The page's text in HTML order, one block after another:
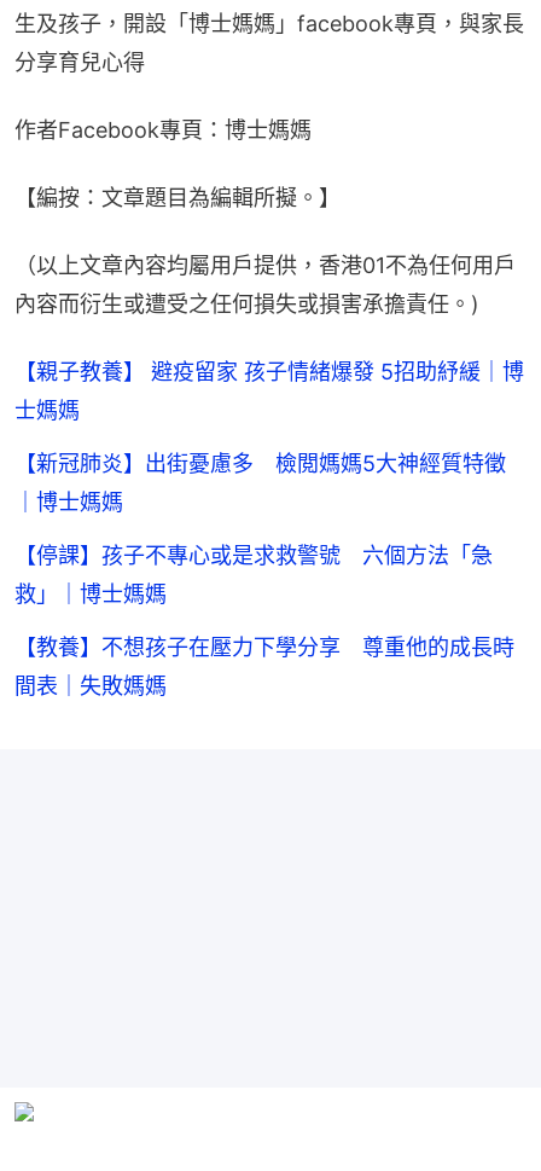
生及孩子，開設「博士媽媽」facebook專頁，與家長
分享育兒心得
作者Facebook專頁：博士媽媽
【編按：文章題目為編輯所擬。​】
（以上文章內容均屬用戶提供，香港01不為任何用戶
內容而衍生或遭受之任何損失或損害承擔責任。)
【親子教養】 避疫留家 孩子情緒爆發 5招助紓緩｜博
士媽媽
【新冠肺炎】出街憂慮多 檢閲媽媽5大神經質特徵
｜博士媽媽
【停課】孩子不專心或是求救警號 六個方法「急
救」｜博士媽媽
【教養】不想孩子在壓力下學分享 尊重他的成長時
間表｜失敗媽媽